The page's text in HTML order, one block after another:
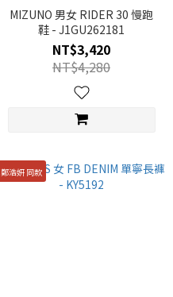
MIZUNO 男女 RIDER 30 慢跑
鞋 - J1GU262181
NT$3,420
NT$4,280
鄭浩妍 同款